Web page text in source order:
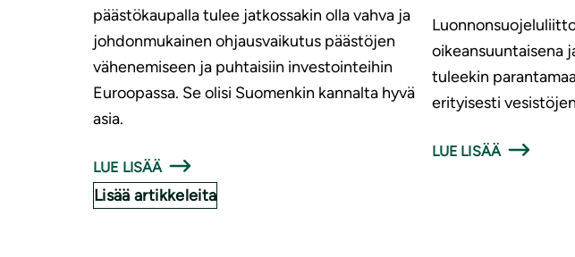
päästökaupalla tulee jatkossakin olla vahva ja
johdonmukainen ohjausvaikutus päästöjen
vähenemiseen ja puhtaisiin investointeihin
Euroopassa. Se olisi Suomenkin kannalta hyvä
asia.
LUE LISÄÄ
oikeansuuntaisena
tuleekin
erityisesti
LUE LISÄÄ
Lisää artikkeleita